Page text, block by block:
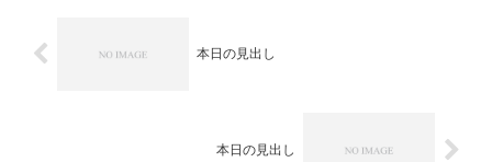
本日の見出し
本日の見出し